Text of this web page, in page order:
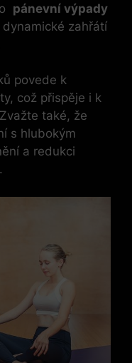
pánevní⁣ výpady
zahřátí
povede k
což⁢ přispěje⁣ i ⁢k
také, že
s⁢ hlubokým
a redukci